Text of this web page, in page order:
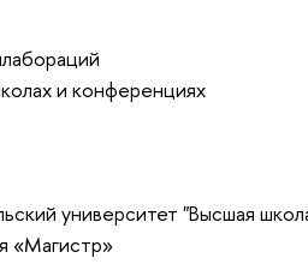
и конференциях
университет "Высшая
«Магистр»